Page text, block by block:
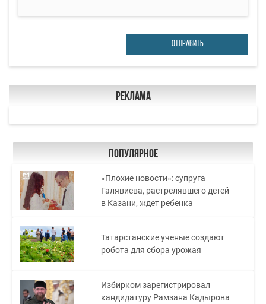
ОТПРАВИТЬ
Реклама
Популярное
«Плохие новости»: супруга
Галявиева, растрелявшего детей
в Казани, ждет ребенка
Татарстанские ученые создают
робота для сбора урожая
Избирком зарегистрировал
кандидатуру Рамзана Кадырова